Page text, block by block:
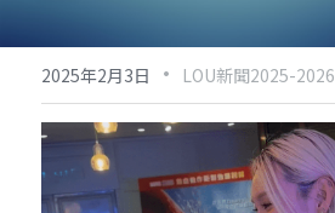
2025年2月3日 · LOU新聞2025-2026